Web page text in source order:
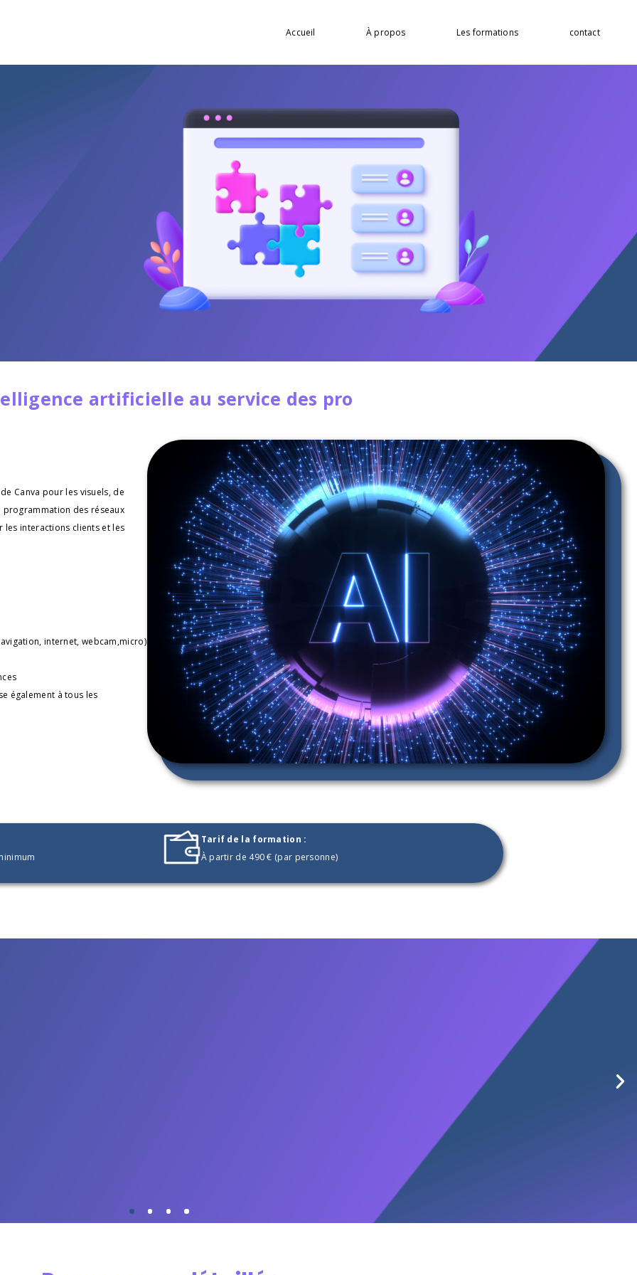
Accueil À propos Les formations contact
artificielle au service des pro
Canva pour les visuels, de
programmation des réseaux
les interactions clients et les
internet, webcam,micro).
également à tous les
Tarif de la formation :
À partir de 490 € (par personne)
visé​